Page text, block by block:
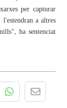
per capturar
a altres
ha sentenciat